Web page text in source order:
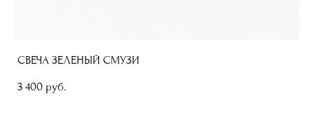
СВЕЧА ЗЕЛЕНЫЙ СМУЗИ
3 400 pуб.